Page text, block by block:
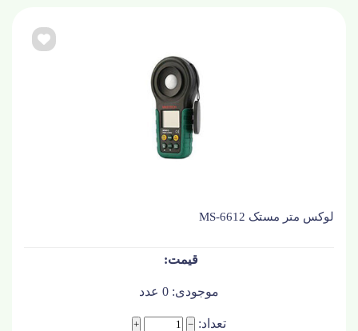
لوکس متر مستک MS-6612
موجودی: 0 عدد
تعداد: −
+